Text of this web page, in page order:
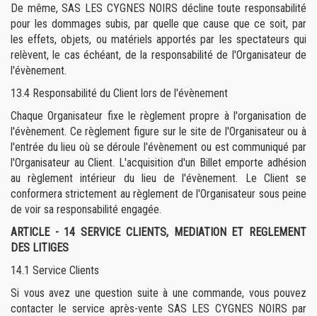
De même, SAS LES CYGNES NOIRS décline toute responsabilité
pour les dommages subis, par quelle que cause que ce soit, par
les effets, objets, ou matériels apportés par les spectateurs qui
relèvent, le cas échéant, de la responsabilité de l'Organisateur de
l'évènement.
13.4 Responsabilité du Client lors de l'évènement
Chaque Organisateur fixe le règlement propre à l'organisation de
l'évènement. Ce règlement figure sur le site de l'Organisateur ou à
l'entrée du lieu où se déroule l'évènement ou est communiqué par
l'Organisateur au Client. L'acquisition d'un Billet emporte adhésion
au règlement intérieur du lieu de l'évènement. Le Client se
conformera strictement au règlement de l'Organisateur sous peine
de voir sa responsabilité engagée.
ARTICLE - 14 SERVICE CLIENTS, MEDIATION ET REGLEMENT
DES LITIGES
14.1 Service Clients
Si vous avez une question suite à une commande, vous pouvez
contacter le service après-vente SAS LES CYGNES NOIRS par